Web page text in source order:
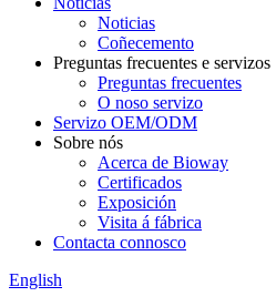
Noticias
Coñecemento
Preguntas frecuentes e servizos
Preguntas frecuentes
O noso servizo
Servizo OEM/ODM
Sobre nós
Acerca de Bioway
Certificados
Exposición
Visita á fábrica
Contacta connosco
English